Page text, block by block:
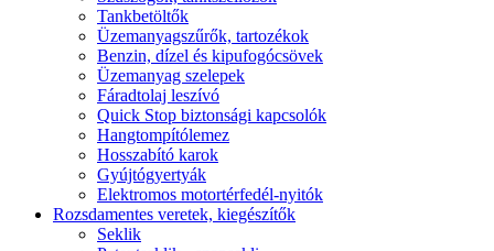
Tankbetöltők
Üzemanyagszűrők, tartozékok
Benzin, dízel és kipufogócsövek
Üzemanyag szelepek
Fáradtolaj leszívó
Quick Stop biztonsági kapcsolók
Hangtompítólemez
Hosszabító karok
Gyújtógyertyák
Elektromos motortérfedél-nyitók
Rozsdamentes veretek, kiegészítők
Seklik